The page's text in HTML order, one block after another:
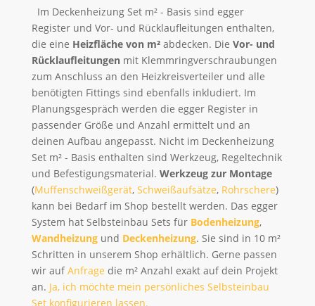
Im Deckenheizung Set m² - Basis sind egger
Register und Vor- und Rücklaufleitungen enthalten,
die eine Heizfläche von m²abdecken. Die Vor- und
Rücklaufleitungen mit Klemmringverschraubungen
zum Anschluss an den Heizkreisverteiler und alle
benötigten Fittings sind ebenfalls inkludiert. Im
Planungsgespräch werden die egger Register in
passender Größe und Anzahl ermittelt und an
deinen Aufbau angepasst. Nicht im Deckenheizung
Set m² - Basis enthalten sind Werkzeug, Regeltechnik
und Befestigungsmaterial. Werkzeug zur Montage
(Muffenschweißgerät, Schweißaufsätze, Rohrschere)
kann bei Bedarf im Shop bestellt werden. Das egger
System hat Selbsteinbau Sets für Bodenheizung,
Wandheizung und Deckenheizung. Sie sind in 10 m²
Schritten in unserem Shop erhältlich. Gerne passen
wir aufAnfrage die m² Anzahl exakt auf dein Projekt
an. Ja, ich möchte mein persönliches Selbsteinbau
Set konfigurieren lassen.